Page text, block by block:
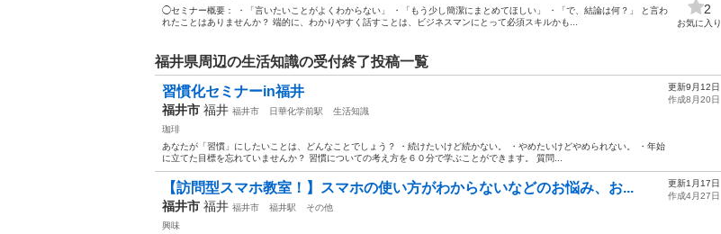
◯セミナー概要： ・「言いたいことがよくわからない」 ・「もう少し簡潔にまとめてほしい」 ・「で、結論は何？」 と言わ
れたことはありませんか？ 端的に、わかりやすく話すことは、ビジネスマンにとって必須スキルかも...
2
お気に入り
福井県周辺の生活知識の受付終了投稿一覧
習慣化セミナーin福井
福井市 福井 福井市 日華化学前駅
生活知識
珈琲
あなたが「習慣」にしたいことは、どんなことでしょう？ ・続けたいけど続かない。 ・やめたいけどやめられない。 ・年始
に立てた目標を忘れていませんか？ 習慣についての考え方を６０分で学ぶことができます。 質問...
更新9月12日
作成8月20日
【訪問型スマホ教室！】スマホの使い方がわからないなどのお悩み、お...
福井市 福井 福井市 福井駅
その他
興味
更新1月17日
作成4月27日